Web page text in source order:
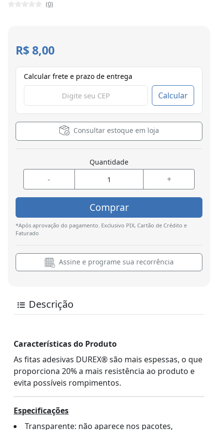
(0)
R$ 8,00
Calcular frete e prazo de entrega
Calcular
Consultar estoque em loja
Quantidade
- +
Comprar
*Após aprovação do pagamento. Exclusivo PIX, Cartão de Crédito e
Faturado
Assine e programe sua recorrência
Descrição
Características do Produto
As fitas adesivas DUREX® são mais espessas, o que
proporciona 20% a mais resistência ao produto e
evita possíveis rompimentos.
Especificações
Transparente: não aparece nos pacotes,